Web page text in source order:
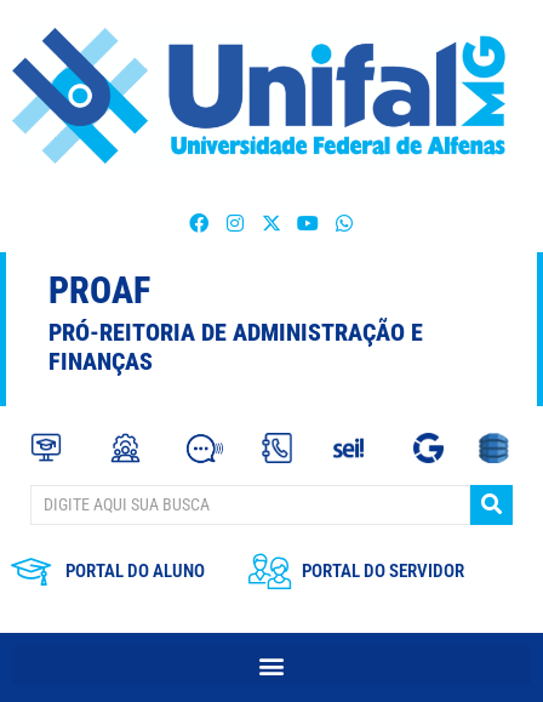
PROAF
PRÓ-REITORIA DE ADMINISTRAÇÃO E
FINANÇAS
PORTAL DO ALUNO PORTAL DO SERVIDOR